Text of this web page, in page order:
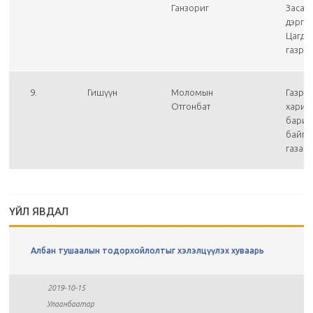
Ганзориг
Засаг
9. Гишүүн
Моломын
Отгонбат
газар,
ҮЙЛ ЯВДАЛ
Албан тушаалын тодорхойлолтыг хэлэлцүүлэх хуваарь
2019-10-15
Улаанбаатар